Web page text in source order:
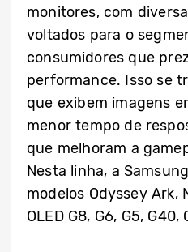
monitores, com
voltados para o
consumidores que
performance. Isso se
que exibem imagens
menor tempo de
que melhoram a
Nesta linha, a
modelos Odyssey Ark,
OLED G8, G6, G5, G40,